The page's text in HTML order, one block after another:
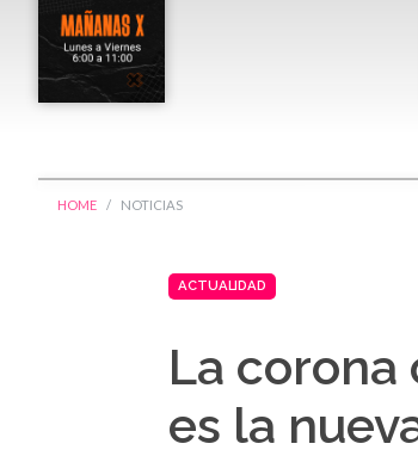
HOME NOTICIAS
ACTUALIDAD
La corona
es la